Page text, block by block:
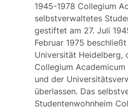
1945-1978 Collegium
selbstverwaltetes
gestiftet am 27. Juli
Februar 1975
Universität Heidelberg,
Collegium
und der
überlassen. Das
Studentenwohnheim